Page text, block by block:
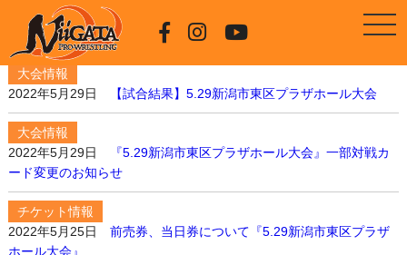
大会情報
2022年5月29日
【試合結果】5.29新潟市東区プラザホール大会
大会情報
2022年5月29日
『5.29新潟市東区プラザホール大会』一部対戦カ
ード変更のお知らせ
チケット情報
2022年5月25日 前売券、当日券について『5.29新潟市東区プラザ
ホール大会』